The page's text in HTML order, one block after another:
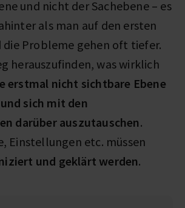
und nicht der Sachebene – es
als man auf den ersten
die Probleme gehen oft tiefer.
herauszufinden, was wirklich
erstmal nicht sichtbare Ebene
sich mit den
darüber auszutauschen.
Einstellungen etc. müssen
und geklärt werden.